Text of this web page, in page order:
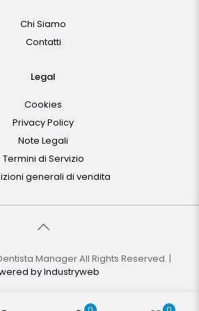
Chi Siamo
Contatti
Legal
Cookies
Privacy Policy
Note Legali
Termini di Servizio
generali di vendita
Manager All Rights Reserved. |
byIndustryweb